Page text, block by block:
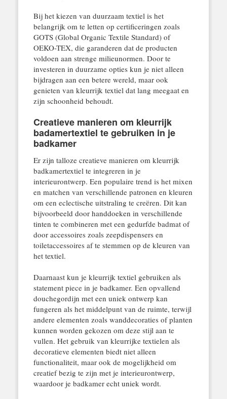
Bij het kiezen van duurzaam textiel is het
belangrijk om te letten op certificeringen zoals
GOTS (Global Organic Textile Standard) of
OEKO-TEX, die garanderen dat de producten
voldoen aan strenge milieunormen. Door te
investeren in duurzame opties kun je niet alleen
bijdragen aan een betere wereld, maar ook
genieten van kleurrijk textiel dat lang meegaat en
zijn schoonheid behoudt.
Creatieve manieren om kleurrijk
badamertextiel te gebruiken in je
badkamer
Er zijn talloze creatieve manieren om kleurrijk
badkamertextiel te integreren in je
interieurontwerp. Een populaire trend is het mixen
en matchen van verschillende patronen en kleuren
om een eclectische uitstraling te creëren. Dit kan
bijvoorbeeld door handdoeken in verschillende
tinten te combineren met een gedurfde badmat of
door accessoires zoals zeepdispensers en
toiletaccessoires af te stemmen op de kleuren van
het textiel.
Daarnaast kun je kleurrijk textiel gebruiken als
statement piece in je badkamer. Een opvallend
douchegordijn met een uniek ontwerp kan
fungeren als het middelpunt van de ruimte, terwijl
andere elementen zoals wanddecoraties of planten
kunnen worden gekozen om deze stijl aan te
vullen. Het gebruik van kleurrijke textielen als
decoratieve elementen biedt niet alleen
functionaliteit, maar ook de mogelijkheid om
creatief bezig te zijn met je interieurontwerp,
waardoor je badkamer echt uniek wordt.